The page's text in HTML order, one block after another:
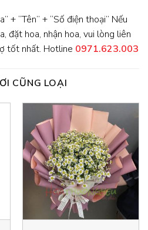
+ “Tên” + “Số điện thoại” Nếu
đặt hoa, nhận hoa, vui lòng liên
tốt nhất. Hotline 0971.623.003
CŨNG LOẠI